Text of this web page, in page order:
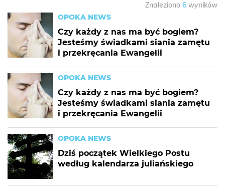
Znaleziono 6 wyników
OPOKA NEWS
Czy każdy z nas ma być bogiem?
Jesteśmy świadkami siania zamętu
i przekręcania Ewangelii
OPOKA NEWS
Czy każdy z nas ma być bogiem?
Jesteśmy świadkami siania zamętu
i przekręcania Ewangelii
OPOKA NEWS
Dziś początek Wielkiego Postu
według kalendarza juliańskiego